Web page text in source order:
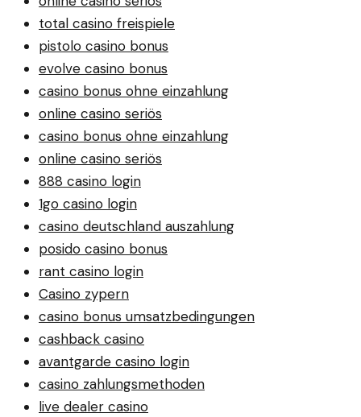
total casino freispiele
pistolo casino bonus
evolve casino bonus
casino bonus ohne einzahlung
online casino seriös
casino bonus ohne einzahlung
online casino seriös
888 casino login
1go casino login
casino deutschland auszahlung
posido casino bonus
rant casino login
Casino zypern
casino bonus umsatzbedingungen
cashback casino
avantgarde casino login
casino zahlungsmethoden
live dealer casino